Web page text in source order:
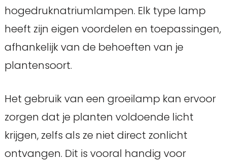
hogedruknatriumlampen. Elk type lamp
heeft zijn eigen voordelen en toepassingen,
afhankelijk van de behoeften van je
plantensoort.
Het gebruik van een groeilamp kan ervoor
zorgen dat je planten voldoende licht
krijgen, zelfs als ze niet direct zonlicht
ontvangen. Dit is vooral handig voor